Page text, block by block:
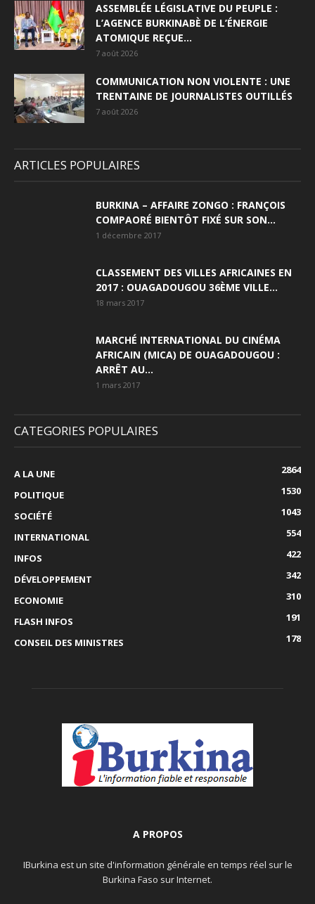
ASSEMBLÉE LÉGISLATIVE DU PEUPLE :
L’AGENCE BURKINABÈ DE L’ÉNERGIE
ATOMIQUE REÇUE...
7 août 2026
COMMUNICATION NON VIOLENTE : UNE
TRENTAINE DE JOURNALISTES OUTILLÉS
7 août 2026
ARTICLES POPULAIRES
BURKINA – AFFAIRE ZONGO : FRANÇOIS
COMPAORÉ BIENTÔT FIXÉ SUR SON...
1 décembre 2017
CLASSEMENT DES VILLES AFRICAINES EN
2017 : OUAGADOUGOU 36ÈME VILLE...
18 mars 2017
MARCHÉ INTERNATIONAL DU CINÉMA
AFRICAIN (MICA) DE OUAGADOUGOU :
ARRÊT AU...
1 mars 2017
CATEGORIES POPULAIRES
A LA UNE
2864
POLITIQUE
1530
SOCIÉTÉ
1043
INTERNATIONAL
554
INFOS
422
DÉVELOPPEMENT
342
ECONOMIE
310
FLASH INFOS
191
CONSEIL DES MINISTRES
178
A PROPOS
IBurkina est un site d'information générale en temps réel sur le
Burkina Faso sur Internet.